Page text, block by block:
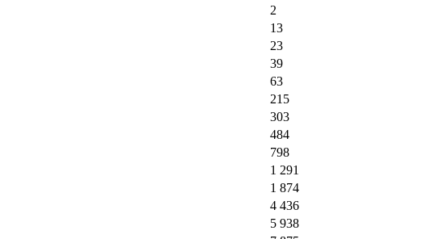
2
13
23
39
63
215
303
484
798
1 291
1 874
4 436
5 938